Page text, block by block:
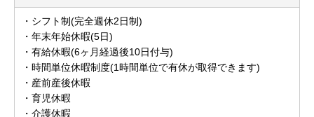
・シフト制(完全週休2日制)
・年末年始休暇(5日)
・有給休暇(6ヶ月経過後10日付与)
・時間単位休暇制度(1時間単位で有休が取得できます)
・産前産後休暇
・育児休暇
・介護休暇